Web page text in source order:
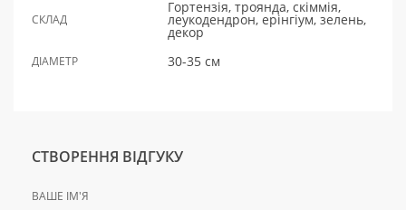
СКЛАД
Гортензія, троянда, скіммія,
леукодендрон, ерінгіум, зелень,
декор
ДІАМЕТР 30-35 см
СТВОРЕННЯ ВІДГУКУ
ВАШЕ ІМ'Я